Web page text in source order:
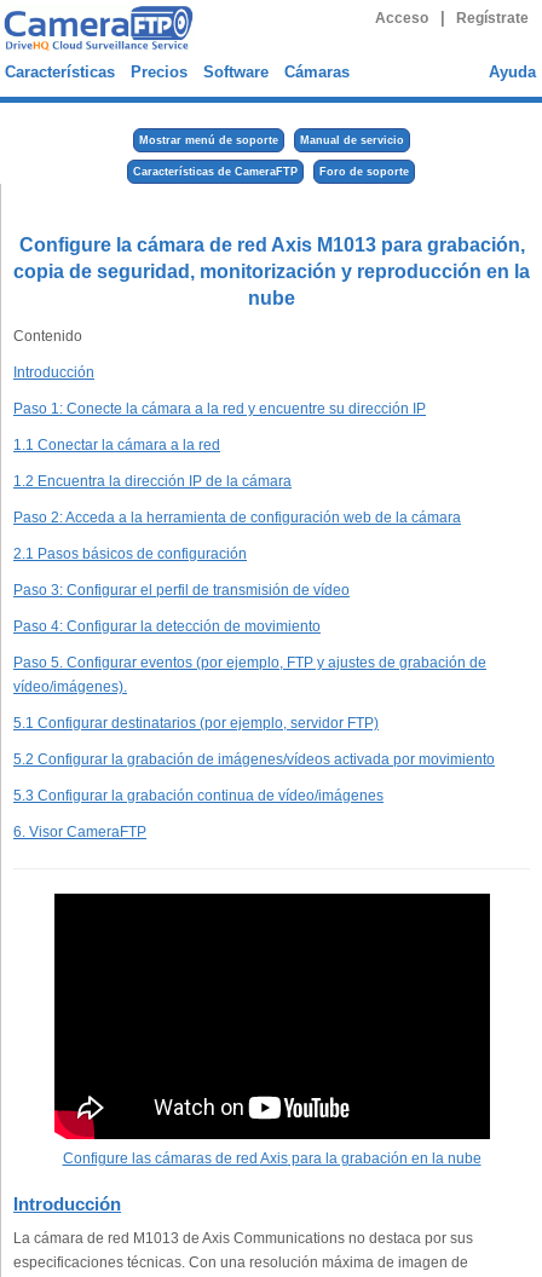
Acceso Regístrate
Características Precios Software Cámaras Ayuda
Mostrar menú de soporte Manual de servicio
Características de CameraFTP Foro de soporte
Configure la cámara de red Axis M1013 para grabación,
copia de seguridad, monitorización y reproducción en la
nube
Contenido
Introducción
Paso 1: Conecte la cámara a la red y encuentre su dirección IP
1.1 Conectar la cámara a la red
1.2 Encuentra la dirección IP de la cámara
Paso 2: Acceda a la herramienta de configuración web de la cámara
2.1 Pasos básicos de configuración
Paso 3: Configurar el perfil de transmisión de vídeo
Paso 4: Configurar la detección de movimiento
Paso 5. Configurar eventos (por ejemplo, FTP y ajustes de grabación de
vídeo/imágenes).
5.1 Configurar destinatarios (por ejemplo, servidor FTP)
5.2 Configurar la grabación de imágenes/vídeos activada por movimiento
5.3 Configurar la grabación continua de vídeo/imágenes
6. Visor CameraFTP
Configure las cámaras de red Axispara la grabación en la nube
Introducción
La cámara de red M1013 de Axis Communications no destaca por sus
especificaciones técnicas. Con una resolución máxima de imagen de